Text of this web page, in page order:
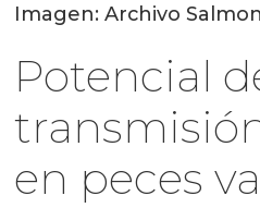
Imagen: Archivo
Potencial
en peces